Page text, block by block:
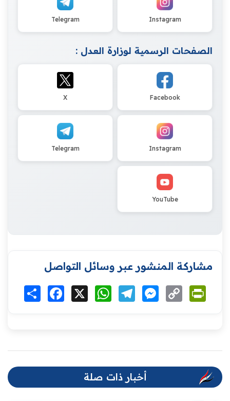
Instagram
Telegram
الصفحات الرسمية لوزارة العدل :
Facebook
X
Instagram
Telegram
YouTube
مشاركة المنشور عبر وسائل التواصل
انشر Facebook WhatsAppTelegramMessenger
Copy
Link
أخبار ذات صلة